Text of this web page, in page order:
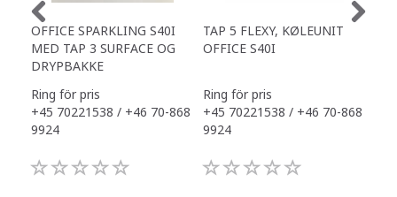
OFFICE SPARKLING S40I
MED TAP 3 SURFACE OG
DRYPBAKKE
Ring för pris
+45 70221538 / +46 70-868
9924
TAP 5 FLEXY, KØLEUNIT
OFFICE S40I
Ring för pris
+45 70221538 / +46 70-868
9924